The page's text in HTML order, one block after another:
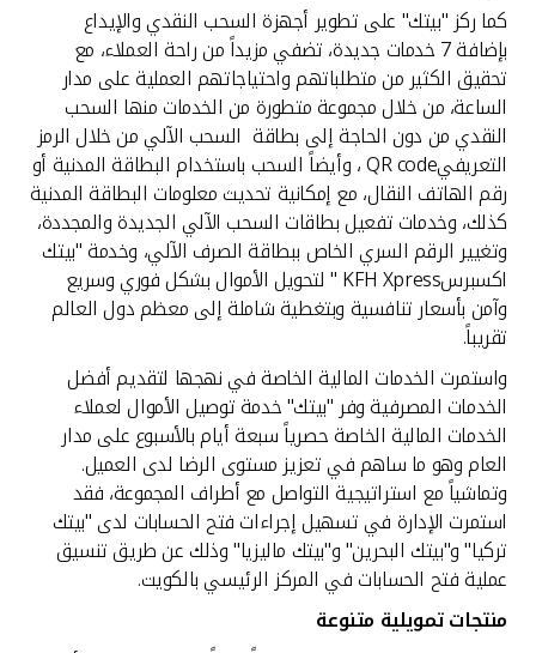
كما ركز "بيتك" على تطوير أجهزة السحب النقدي والإيداع
بإضافة 7 خدمات جديدة، تضفي مزيداً من راحة العملاء، مع
تحقيق الكثير من متطلباتهم واحتياجاتهم العملية على مدار
الساعة، من خلال مجموعة متطورة من الخدمات منها السحب
النقدي من دون الحاجة إلى بطاقة السحب الآلي من خلال الرمز
التعريفيQR code ، وأيضاً السحب باستخدام البطاقة المدنية أو
رقم الهاتف النقال، مع إمكانية تحديث معلومات البطاقة المدنية
كذلك، وخدمات تفعيل بطاقات السحب الآلي الجديدة والمجددة،
وتغيير الرقم السري الخاص ببطاقة الصرف الآلي، وخدمة "بيتك
اكسبرسKFH Xpress " لتحويل الأموال بشكل فوري وسريع
وآمن بأسعار تنافسية وبتغطية شاملة إلى معظم دول العالم
تقريباً.
واستمرت الخدمات المالية الخاصة في نهجها لتقديم أفضل
الخدمات المصرفية وفر "بيتك" خدمة توصيل الأموال لعملاء
الخدمات المالية الخاصة حصرياً سبعة أيام بالأسبوع على مدار
العام وهو ما ساهم في تعزيز مستوى الرضا لدى العميل.
وتماشياً مع استراتيجية التواصل مع أطراف المجموعة، فقد
استمرت الإدارة في تسهيل إجراءات فتح الحسابات لدى "بيتك
تركيا" و"بيتك البحرين" و"بيتك ماليزيا" وذلك عن طريق تنسيق
عملية فتح الحسابات في المركز الرئيسي بالكويت.
منتجات تمويلية متنوعة